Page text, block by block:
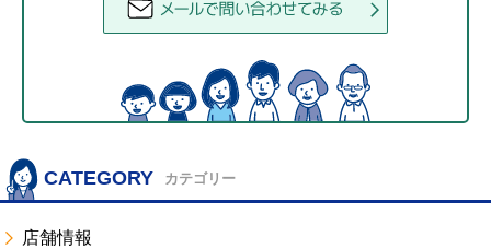
CATEGORY カテゴリー
店舗情報